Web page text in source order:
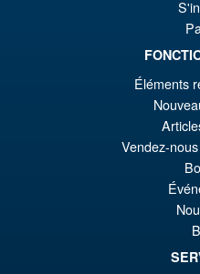
Éléments
Vendez-